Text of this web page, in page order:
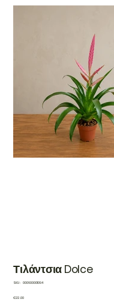
Τιλάντσια Dolce
SKU: SKU
000600001094
Price
€22.00